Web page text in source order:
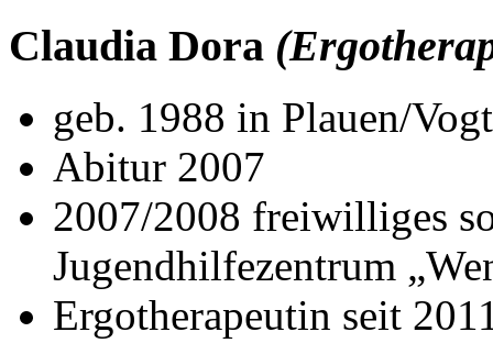
Claudia Dora
geb. 1988 in Plauen/
Abitur 2007
2007/2008 freiwilliges
Jugendhilfezentrum
Ergotherapeutin seit